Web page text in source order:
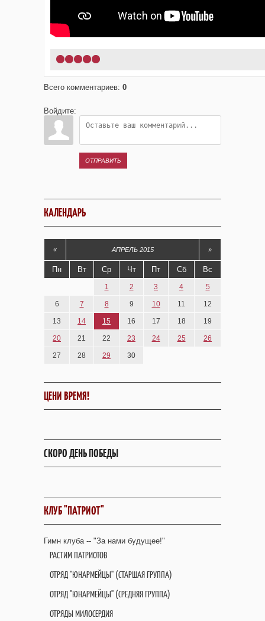
1 2 3 4
Всего комментариев: 0
Войдите:
ОТПРАВИТЬ
КАЛЕНДАРЬ
« АПРЕЛЬ 2015 »
Пн Вт Ср Чт Пт Сб Вс
1 2 3 4 5
6 7 8 9 10 11 12
13 14 15 16 17 18 19
20 21 22 23 24 25 26
27 28 29 30
ЦЕНИ ВРЕМЯ!
СКОРО ДЕНЬ ПОБЕДЫ
КЛУБ "ПАТРИОТ"
Гимн клуба -- "За нами будущее!"
РАСТИМ ПАТРИОТОВ
ОТРЯД "ЮНАРМЕЙЦЫ" (СТАРШАЯ ГРУППА)
ОТРЯД "ЮНАРМЕЙЦЫ" (СРЕДНЯЯ ГРУППА)
ОТРЯДЫ МИЛОСЕРДИЯ